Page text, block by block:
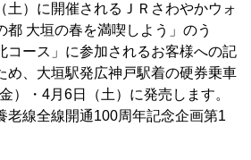
土）に開催されるＪＲさわやかウォ
都 大垣の春を満喫しよう」のう
コース」に参加されるお客様への記
め、大垣駅発広神戸駅着の硬券乗車
）・4月6日（土）に発売します。
老線全線開通100周年記念企画第1